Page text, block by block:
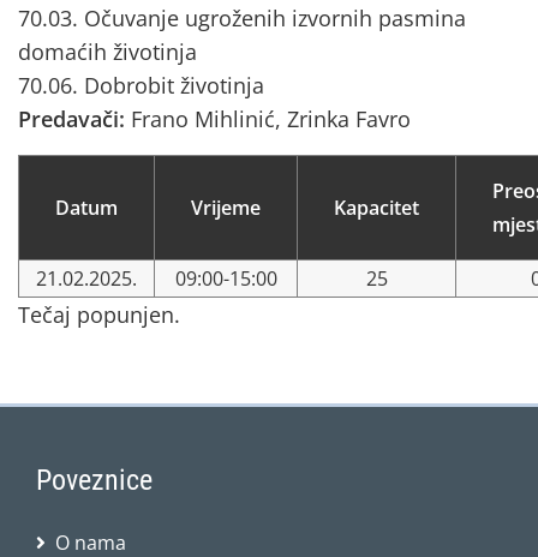
70.03. Očuvanje ugroženih izvornih pasmina
domaćih životinja
70.06. Dobrobit životinja
Predavači: Frano Mihlinić, Zrinka Favro
Datum Vrijeme Kapacitet
21.02.2025. 09:00-15:00 25
Tečaj popunjen.
Poveznice
O nama